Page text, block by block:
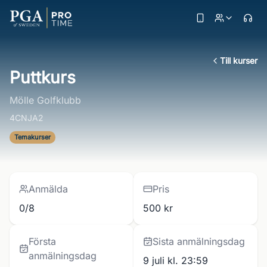
Till kurser
Puttkurs
Mölle Golfklubb
4CNJA2
Temakurser
Anmälda
0/8
Pris
500 kr
Första
anmälningsdag
Sista anmälningsdag
9 juli kl. 23:59